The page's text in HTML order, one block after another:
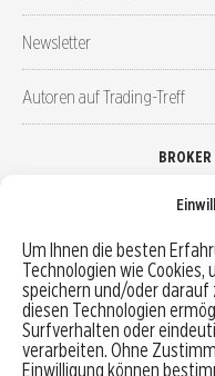
Um Ihnen die besten
Technologien wie
speichern und/oder
diesen Technologien
Surfverhalten oder
verarbeiten. Ohne
Einwilligung können
Newsletter
Autoren auf Trading-Treff
Robo-Advisor vergleichen
Depotvergleich